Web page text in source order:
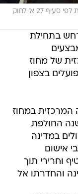
תיעוד ברשתות חברתיות לפי סעיף 27 א' לחוק
בתחילת
של מחוז
בצפון
המרכזית במחוז
החולפת
במדינה
2026 עם כתבי אישום
וחרירי תוך
והחדרתו אל